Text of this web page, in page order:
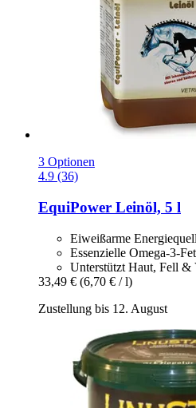
3 Optionen
4.9 (36)
EquiPower Leinöl, 5 l
Eiweißarme
Essenzielle Omega-3-
Unterstützt Haut, Fell &
33,49 € (6,70 € / l)
Zustellung bis 12. August